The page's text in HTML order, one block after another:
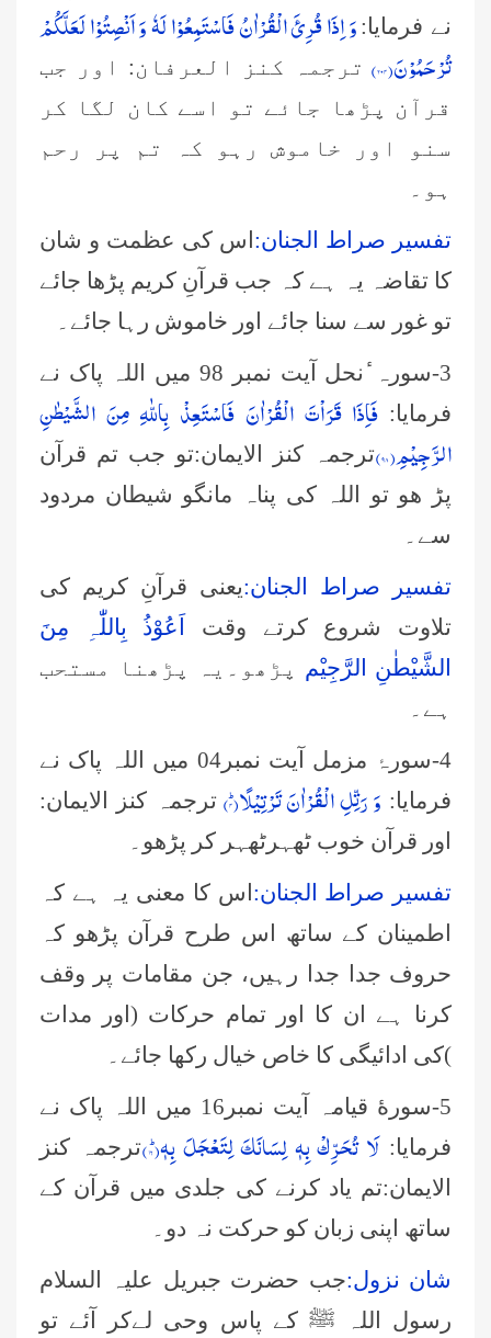
نے فرمایا: وَ اِذَا قُرِئَ الْقُرْاٰنُ فَاسْتَمِعُوْا لَهٗ وَ اَنْصِتُوْا لَعَلَّكُمْ
تُرْحَمُوْنَ(۲۰۴)
ترجمہ كنز العرفان: اور جب
قرآن پڑھا جائے تو اسے کان لگا کر
سنو اور خاموش رہو کہ تم پر رحم
ہو۔
تفسیر صراط الجنان: اس کی عظمت و شان
کا تقاضہ یہ ہے کہ جب قرآنِ کریم پڑھا جائے
تو غور سے سنا جائے اور خاموش رہا جائے۔
3-سورہ ٔنحل آیت نمبر 98 میں اللہ پاک نے
فرمایا: فَاِذَا قَرَاْتَ الْقُرْاٰنَ فَاسْتَعِذْ بِاللّٰهِ مِنَ الشَّیْطٰنِ
الرَّجِیْمِ(۹۸) ترجمہ کنز الایمان:تو جب تم قرآن
پڑ ھو تو اللہ کی پناہ مانگو شیطان مردود
سے۔
تفسیر صراط الجنان:یعنی قرآنِ کریم کی
تلاوت شروع کرتے وقت
اَعُوْذُ بِاللّٰہِ مِنَ
الشَّیْطٰنِ الرَّجِیْم پڑھو۔یہ پڑھنا مستحب
ہے۔
4-سورۂ مزمل آیت نمبر04 میں اللہ پاک نے
فرمایا: وَ رَتِّلِ الْقُرْاٰنَ تَرْتِیْلًاؕ(۴) ترجمہ کنز الایمان:
اور قرآن خوب ٹھہرٹھہر کر پڑھو۔
تفسیر صراط الجنان: اس کا معنی یہ ہے کہ
اطمینان کے ساتھ اس طرح قرآن پڑھو کہ
حروف جدا جدا رہیں، جن مقامات پر وقف
کرنا ہے ان کا اور تمام حرکات (اور مدات
)کی ادائیگی کا خاص خیال رکھا جائے۔
5-سورهٔ قيامہ آیت نمبر16 میں اللہ پاک نے
فرمایا:لَا تُحَرِّكْ بِهٖ لِسَانَكَ لِتَعْجَلَ بِهٖؕ(۱۶) ترجمہ کنز
الایمان:تم یاد کرنے کی جلدی میں قرآن کے
ساتھ اپنی زبان کو حرکت نہ دو۔
شان نزول:جب حضرت جبریل علیہ السلام
رسول اللہ ﷺ کے پاس وحی لےکر آئے تو